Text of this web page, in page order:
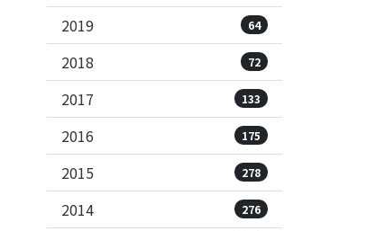
2019 64
2018 72
2017 133
2016 175
2015 278
2014 276